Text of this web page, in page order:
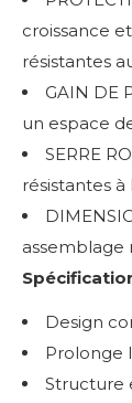
croissance
résistantes
GAIN DE
un espace
SERRE
résistantes à
assemblage
Design
Prolonge
Structure